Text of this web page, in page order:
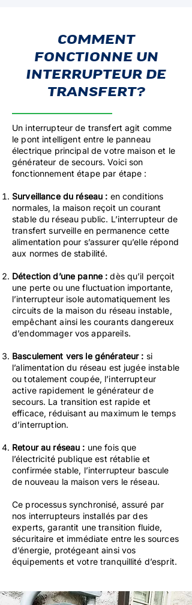
COMMENT
FONCTIONNE UN
INTERRUPTEUR DE
TRANSFERT?
Un interrupteur de transfert agit comme
le pont intelligent entre le panneau
électrique principal de votre maison et le
générateur de secours. Voici son
fonctionnement étape par étape :
Surveillance du réseau : en conditions
normales, la maison reçoit un courant
stable du réseau public. L’interrupteur de
transfert surveille en permanence cette
alimentation pour s’assurer qu’elle répond
aux normes de stabilité.
Détection d’une panne : dès qu’il perçoit
une perte ou une fluctuation importante,
l’interrupteur isole automatiquement les
circuits de la maison du réseau instable,
empêchant ainsi les courants dangereux
d’endommager vos appareils.
Basculement vers le générateur : si
l’alimentation du réseau est jugée instable
ou totalement coupée, l’interrupteur
active rapidement le générateur de
secours. La transition est rapide et
efficace, réduisant au maximum le temps
d’interruption.
Retour au réseau : une fois que
l’électricité publique est rétablie et
confirmée stable, l’interrupteur bascule
de nouveau la maison vers le réseau.
Ce processus synchronisé, assuré par
nos interrupteurs installés par des
experts, garantit une transition fluide,
sécuritaire et immédiate entre les sources
d’énergie, protégeant ainsi vos
équipements et votre tranquillité d’esprit.